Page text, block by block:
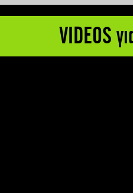
VIDEOS